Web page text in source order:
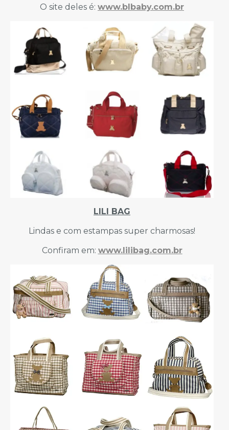
O site deles é: www.blbaby.com.br
LILI BAG
Lindas e com estampas super charmosas!
Confiram em: www.lilibag.com.br